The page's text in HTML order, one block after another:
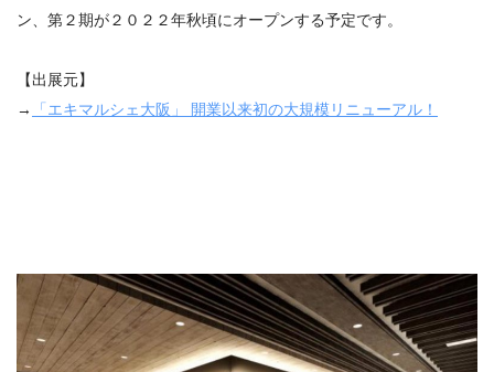
ン、第２期が２０２２年秋頃にオープンする予定です。
【出展元】
→
「エキマルシェ大阪」 開業以来初の大規模リニューアル！